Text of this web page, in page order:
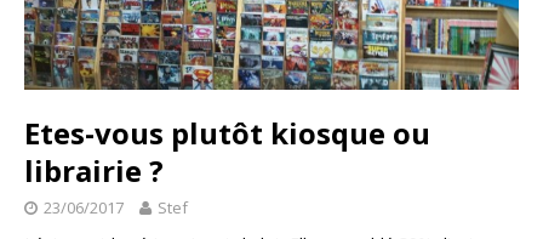
Etes-vous plutôt kiosque ou
librairie ?
23/06/2017 Stef